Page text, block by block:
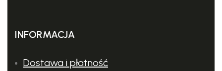
INFORMACJA
Dostawa i płatność